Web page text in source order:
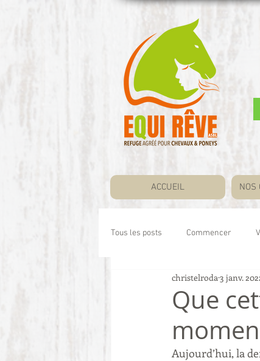
ACCUEIL NOS
Tous les posts Commencer
Que
christelroda 3 janv.
Aujourd’hui, la